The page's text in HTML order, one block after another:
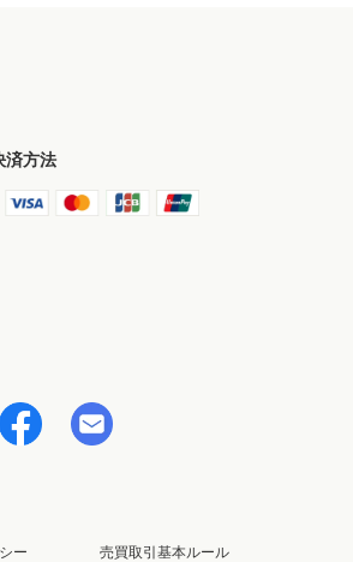
済方法
ー 売買取引基本ルール